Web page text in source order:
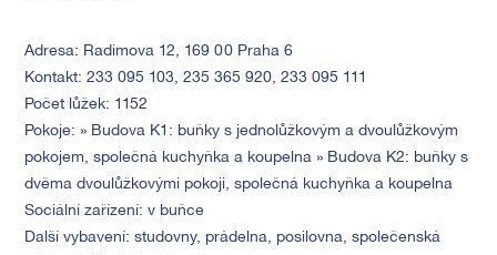
Adresa: Radimova 12, 169 00 Praha 6
Kontakt: 233 095 103, 235 365 920, 233 095 111
Počet lůžek: 1152
Pokoje: » Budova K1: buňky s jednolůžkovým a dvoulůžkovým
pokojem, společná kuchyňka a koupelna » Budova K2: buňky s
dvěma dvoulůžkovými pokoji, společná kuchyňka a koupelna
Sociální zařízení: v buňce
Další vybavení: studovny, prádelna, posilovna, společenská